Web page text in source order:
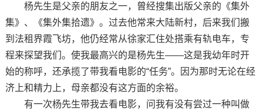
杨先生是父亲的朋友之一，曾经搜集出版父亲的《集外
集》、《集外集拾遗》。过去他常来大陆新村，后来我们搬
到法租界霞飞坊，他仍经常从徐家汇住处搭乘有轨电车，专
程来探望我们。使我最高兴的是杨先生——这是我幼年时开
始的称呼，还承揽了带我看电影的“任务”。因为那时无论在经
济上和精力上，母亲都没有这方面的余裕。
有一次杨先生带我去看电影，问我有没有尝过一种叫做